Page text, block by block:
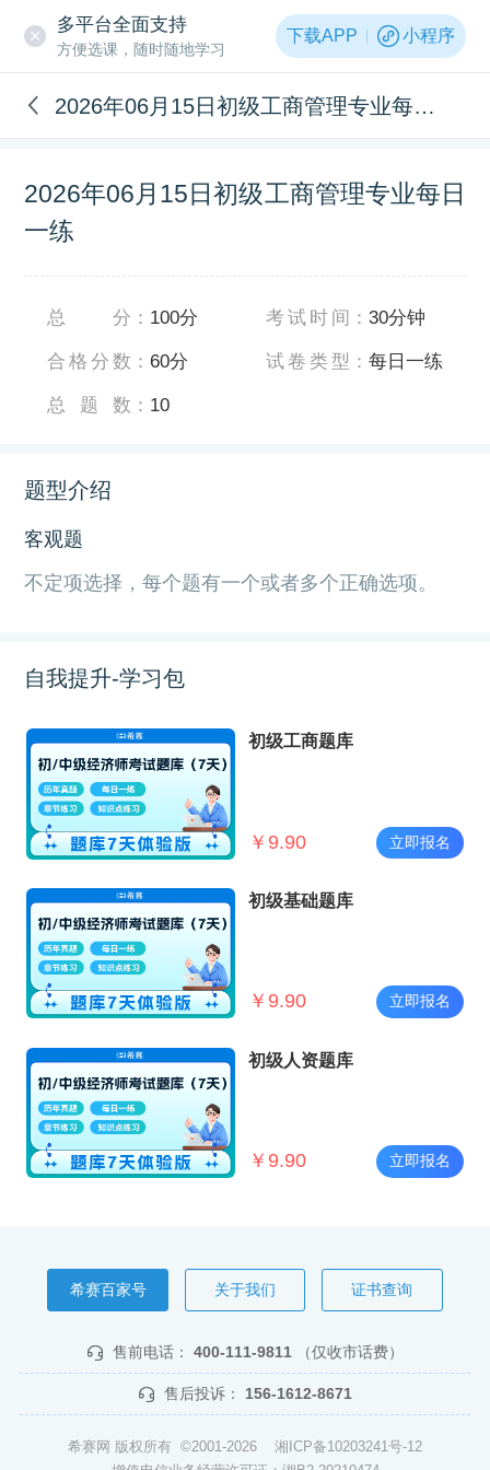
多平台全面支持
方便选课，随时随地学习
下载APP 小程序
2026年06月15日初级工商管理专业每日一练
2026年06月15日初级工商管理专业每日
一练
总分 ： 100分
合格分数 ：60分
总题数 ： 10
考试时间 ：30分钟
试卷类型 ：每日一练
题型介绍
客观题
不定项选择，每个题有一个或者多个正确选项。
自我提升-学习包
初级工商题库
￥ 9.90 立即报名
初级基础题库
￥ 9.90 立即报名
初级人资题库
￥ 9.90 立即报名
希赛百家号 关于我们 证书查询
售前电话： 400-111-9811 （仅收市话费）
售后投诉： 156-1612-8671
希赛网 版权所有 ©2001-2026 湘ICP备10203241号-12